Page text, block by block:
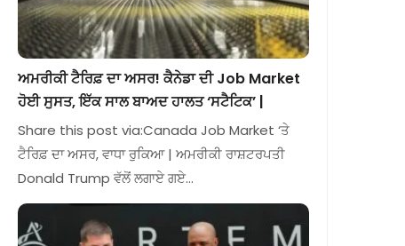
ਅਮਰੀਕੀ ਟੈਰਿਫ਼ ਦਾ ਅਸਰ! ਕੈਨੇਡਾ ਦੀ Job Market
ਹੋਈ ਸੁਸਤ, ਇੱਕ ਸਾਲ ਬਾਅਦ ਹਾਲਤ ‘ਸਟੈਟਿਕ’ |
Share this post via:Canada Job Market ‘ਤੇ
ਟੈਰਿਫ਼ ਦਾ ਅਸਰ, ਵਾਧਾ ਰੁਕਿਆ | ਅਮਰੀਕੀ ਰਾਸ਼ਟਰਪਤੀ
Donald Trump ਵੱਲੋਂ ਲਗਾਏ ਗਏ…